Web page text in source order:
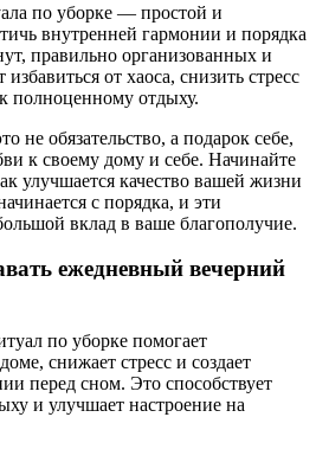
по уборке — простой и
внутренней гармонии и порядка
правильно организованных и
от хаоса, снизить стресс
полноценному отдыху.
не обязательство, а подарок себе,
к своему дому и себе. Начинайте
улучшается качество вашей жизни
с порядка, и эти
вклад в ваше благополучие.
ежедневный вечерний
по уборке помогает
снижает стресс и создает
перед сном. Это способствует
и улучшает настроение на